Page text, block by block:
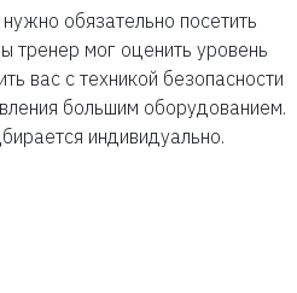
обязательно посетить
тренер мог оценить уровень
вас с техникой безопасности
большим оборудованием.
индивидуально.